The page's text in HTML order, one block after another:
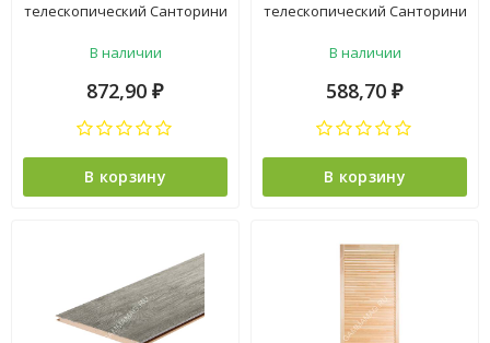
телескопический Санторини
WOOD *5
В наличии
872,90 ₽
В корзину
телескопический Санторини
WOOD *5
В наличии
588,70 ₽
В корзину